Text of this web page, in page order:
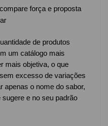
força e proposta
de produtos
um catálogo mais
mais objetiva, o que
excesso de variações
apenas o nome do sabor,
e no seu padrão